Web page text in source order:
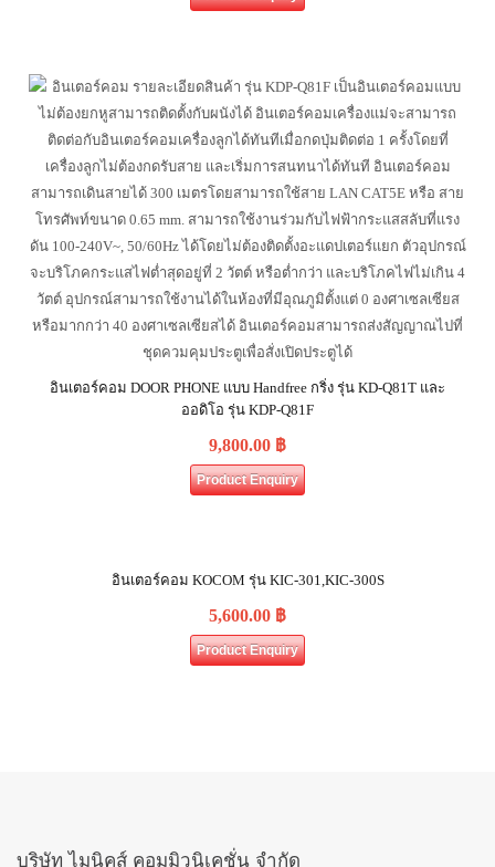
อินเตอร์คอม DOOR PHONE แบบ Handfree กริ่ง รุ่น KD-Q81T และ
ออดิโอ รุ่น KDP-Q81F
9,800.00 ฿
Product Enquiry
อินเตอร์คอม KOCOM รุ่น KIC-301,KIC-300S
5,600.00 ฿
Product Enquiry
บริษัท ไมนิคส์ คอมมิวนิเคชั่น จำกัด